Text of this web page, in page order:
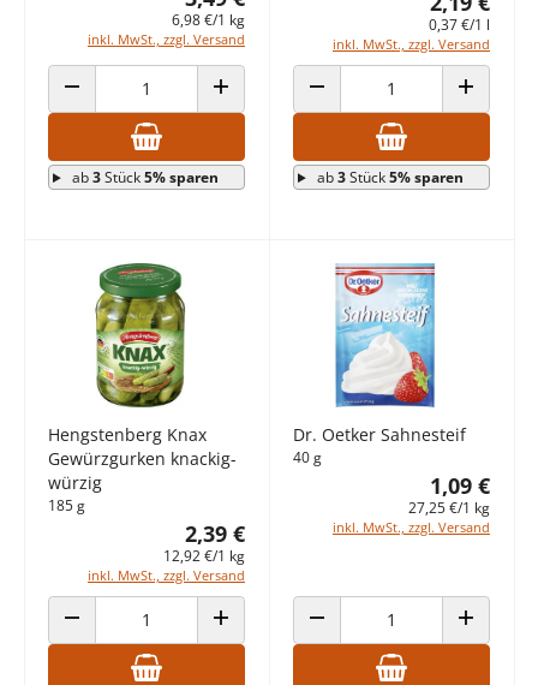
6,98 €/1 kg
inkl. MwSt., zzgl. Versand
ANZAHL VERRINGERN ANZAHL ERHÖHEN
ab3Stück5% sparen
0,37 €/1 l
inkl. MwSt., zzgl. Versand
ANZAHL VERRINGERN ANZAHL
ab3Stück5% sparen
Hengstenberg Knax
Gewürzgurken knackig-
würzig
185 g
2,39 €
12,92 €/1 kg
inkl. MwSt., zzgl. Versand
ANZAHL VERRINGERN ANZAHL ERHÖHEN
Dr. Oetker Sahnesteif
40 g
1,09 €
27,25 €/1 kg
inkl. MwSt., zzgl. Versand
ANZAHL VERRINGERN ANZAHL